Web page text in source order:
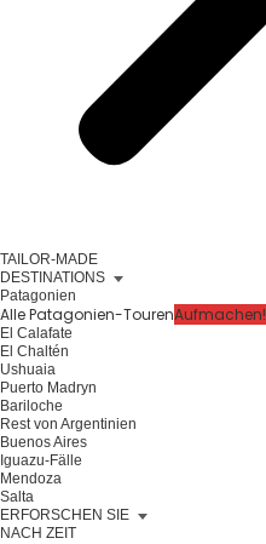
TAILOR-MADE
DESTINATIONS
Patagonien
Alle Patagonien-TourenAufmachen!
El Calafate
El Chaltén
Ushuaia
Puerto Madryn
Bariloche
Rest von Argentinien
Buenos Aires
Iguazu-Fälle
Mendoza
Salta
ERFORSCHEN SIE
NACH ZEIT